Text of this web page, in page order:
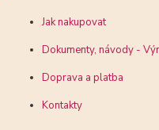
Jak nakupovat
Dokumenty, návody -
Doprava a platba
Kontakty